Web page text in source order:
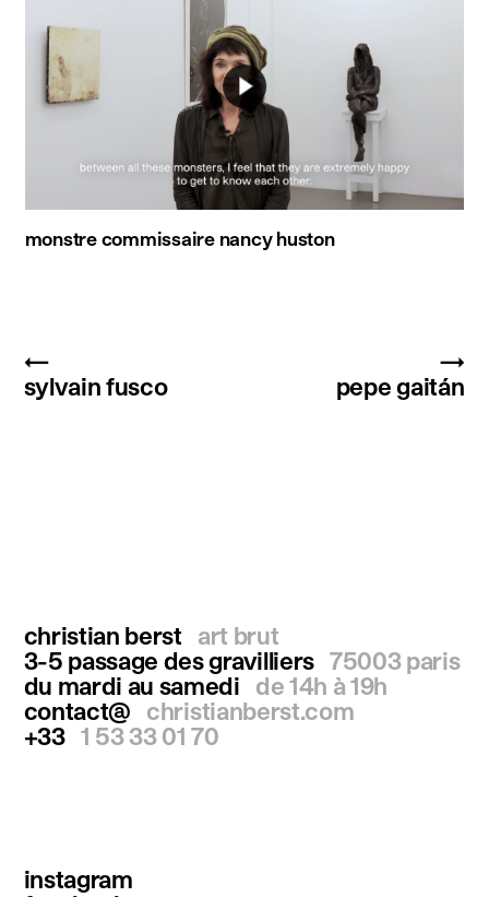
monstre commissaire nancy huston
←
sylvain fusco
→
pepe gaitán
christian berst
art brut
3-5 passage des gravilliers 75003 paris
du mardi au samedi
de 14h à 19h
contact@
christianberst.com
+33 1 53 33 01 70
instagram